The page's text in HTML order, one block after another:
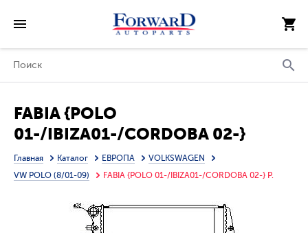
FABIA {POLO
01-/IBIZA01-/CORDOBA 02-}
РАДИАТОР ОХЛАЖДЕН
(см.каталог)
Главная Каталог ЕВРОПА
VOLKSWAGEN
VW POLO (8/01-09)
FABIA {POLO 01-/IBIZA01-/CORDOBA 02-} Р.